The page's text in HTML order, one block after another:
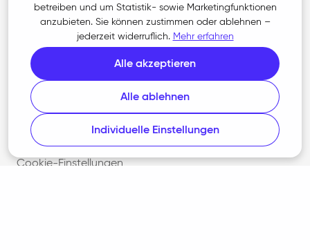
Rechtliches
Datenschutz
Barrierefreiheit
Cookie-Richtlinie
Cookie-Einstellungen
betreiben und um Statistik- sowie Marketingfunktionen
anzubieten. Sie können zustimmen oder ablehnen –
jederzeit widerruflich. Mehr erfahren
Alle akzeptieren
Alle ablehnen
Individuelle Einstellungen